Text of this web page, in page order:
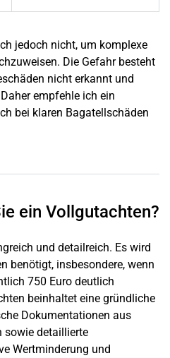
jedoch nicht, um komplexe
Die Gefahr besteht
nicht erkannt und
empfehle ich ein
bei klaren Bagatellschäden
ein Vollgutachten?
und detailreich. Es wird
benötigt, insbesondere, wenn
750 Euro deutlich
beinhaltet eine gründliche
Dokumentationen aus
sowie detaillierte
Wertminderung und